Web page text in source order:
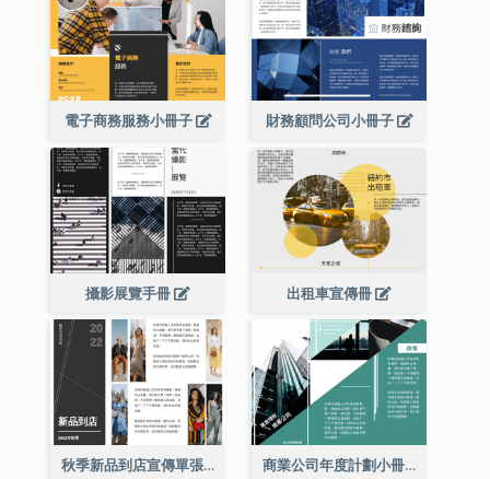
電子商務服務小冊子 財務顧問公司小冊子
攝影展覽手冊 出租車宣傳冊
秋季新品到店宣傳單張(附圖) 商業公司年度計劃小冊子